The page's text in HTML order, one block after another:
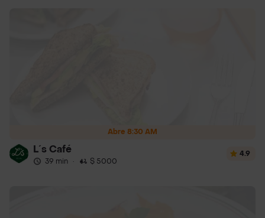
Abre 8:30 AM
L´s Café
39 min · $ 5000
4.9